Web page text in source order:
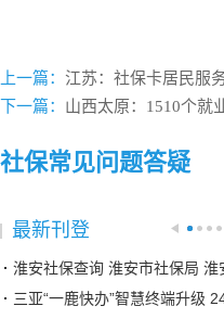
上一篇： 江苏：社保卡居民服
下一篇： 山西太原：1510个就
社保常见问题答疑
最新刊登
淮安社保查询 淮安市社保局 淮
三亚“一鹿快办”智慧终端升级